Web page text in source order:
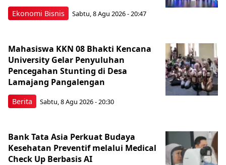
Ekonomi Bisnis Sabtu, 8 Agu 2026 - 20:47
Berita
Mahasiswa KKN 08 Bhakti Kencana
University Gelar Penyuluhan
Pencegahan Stunting di Desa
Lamajang Pangalengan
Sabtu, 8 Agu 2026 - 20:30
Bank Tata Asia Perkuat Budaya
Kesehatan Preventif melalui Medical
Check Up Berbasis AI